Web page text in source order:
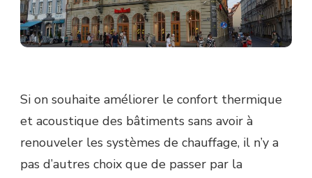
Si on souhaite améliorer le confort thermique
et acoustique des bâtiments sans avoir à
renouveler les systèmes de chauffage, il n’y a
pas d’autres choix que de passer par la